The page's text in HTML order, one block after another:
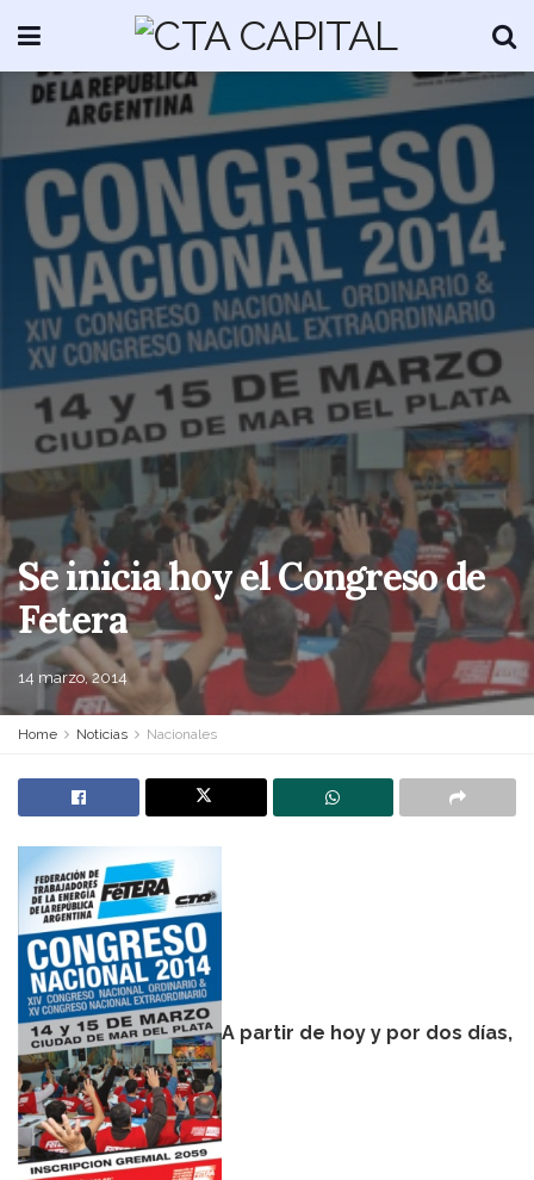
Se inicia hoy el Congreso de
Fetera
14 marzo, 2014
Home Noticias Nacionales
A partir de hoy y por dos días,